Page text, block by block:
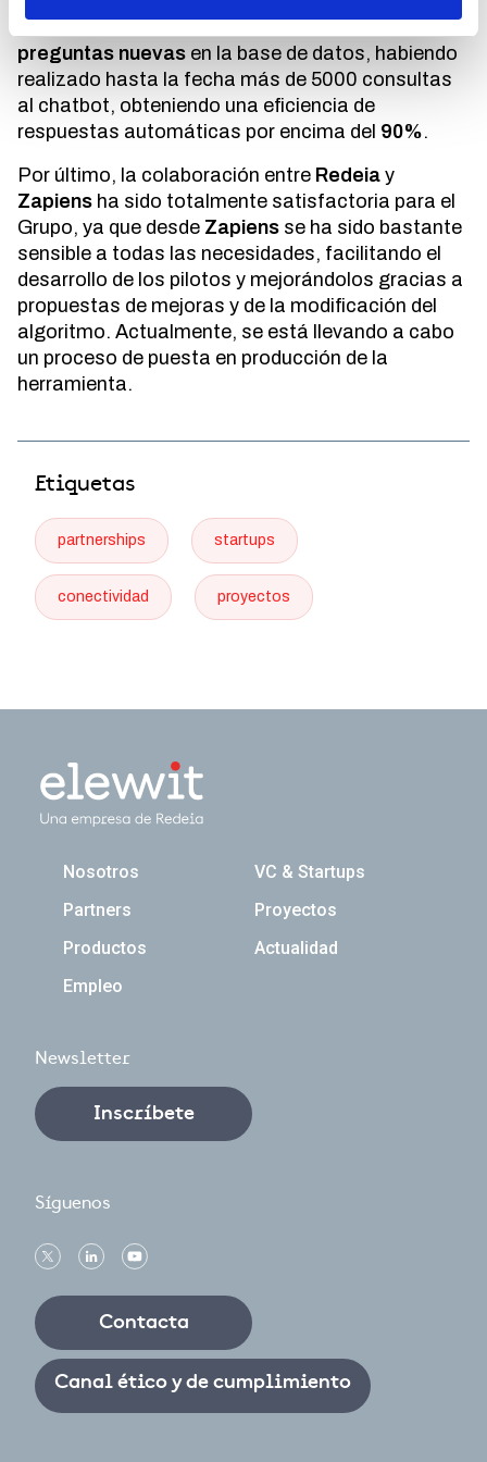
preguntas nuevas en la base de datos, habiendo
realizado hasta la fecha más de 5000 consultas
al chatbot, obteniendo una eficiencia de
respuestas automáticas por encima del 90%.
Por último, la colaboración entre Redeia y
Zapiens ha sido totalmente satisfactoria para el
Grupo, ya que desde Zapiens se ha sido bastante
sensible a todas las necesidades, facilitando el
desarrollo de los pilotos y mejorándolos gracias a
propuestas de mejoras y de la modificación del
algoritmo. Actualmente, se está llevando a cabo
un proceso de puesta en producción de la
herramienta.
Etiquetas
partnerships startups
conectividad proyectos
Navegación principal
Nosotros
VC & Startups
Partners
Proyectos
Productos
Actualidad
Empleo
Newsletter
Inscríbete
Síguenos
Contacta
Canal ético y de cumplimiento